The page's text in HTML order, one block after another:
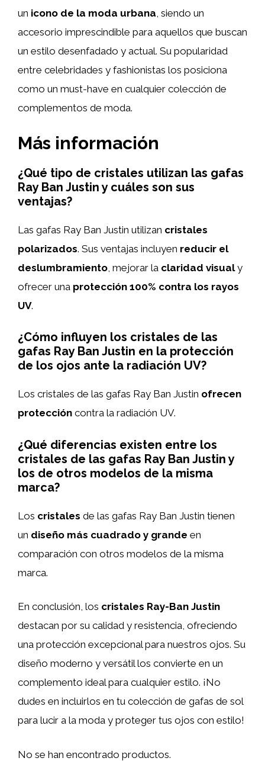
un icono de la moda urbana, siendo un
accesorio imprescindible para aquellos que buscan
un estilo desenfadado y actual. Su popularidad
entre celebridades y fashionistas los posiciona
como un must-have en cualquier colección de
complementos de moda.
Más información
¿Qué tipo de cristales utilizan las gafas
Ray Ban Justin y cuáles son sus
ventajas?
Las gafas Ray Ban Justin utilizan cristales
polarizados. Sus ventajas incluyen reducir el
deslumbramiento , mejorar la claridad visualy
ofrecer una protección 100% contra los rayos
UV.
¿Cómo influyen los cristales de las
gafas Ray Ban Justin en la protección
de los ojos ante la radiación UV?
Los cristales de las gafas Ray Ban Justin ofrecen
protección contra la radiación UV.
¿Qué diferencias existen entre los
cristales de las gafas Ray Ban Justin y
los de otros modelos de la misma
marca?
Los cristales de las gafas Ray Ban Justin tienen
un diseño más cuadrado y grande en
comparación con otros modelos de la misma
marca.
En conclusión, los cristales Ray-Ban Justin
destacan por su calidad y resistencia, ofreciendo
una protección excepcional para nuestros ojos. Su
diseño moderno y versátil los convierte en un
complemento ideal para cualquier estilo. ¡No
dudes en incluirlos en tu colección de gafas de sol
para lucir a la moda y proteger tus ojos con estilo!
No se han encontrado productos.